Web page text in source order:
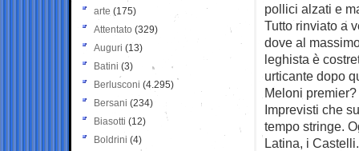
pollici alzati e
Tutto rinviato a
dove al
leghista è
urticante dopo
Meloni
Imprevisti che
tempo stringe.
Latina, i
arte (175)
Attentato (329)
Auguri (13)
Batini (3)
Berlusconi (4.295)
Bersani (234)
Biasotti (12)
Boldrini (4)